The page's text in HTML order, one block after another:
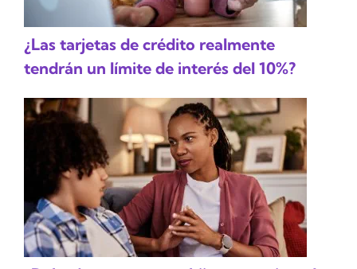
¿Las tarjetas de crédito realmente
tendrán un límite de interés del 10%?